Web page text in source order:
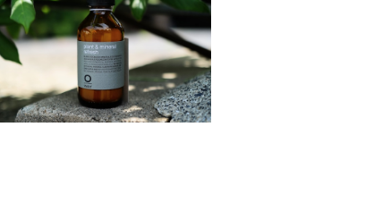
Organic Way Plant&miner
al refresh ［ドライシャンプー］
¥4,100